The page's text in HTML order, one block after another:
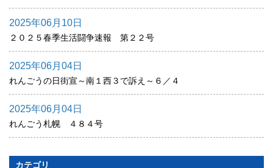
2025年06月10日
２０２５春季生活闘争速報 第２２号
2025年06月04日
れんごうの日街宣～南１西３で訴え～６／４
2025年06月04日
れんごう札幌 ４８４号
カテゴリ